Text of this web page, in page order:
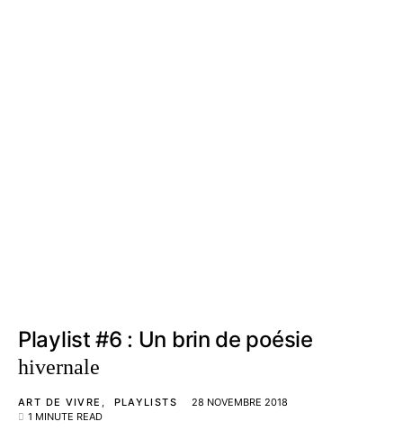
Playlist #6 : Un brin de poésie
hivernale
ART DE VIVRE PLAYLISTS
28 NOVEMBRE 2018
1 MINUTE READ